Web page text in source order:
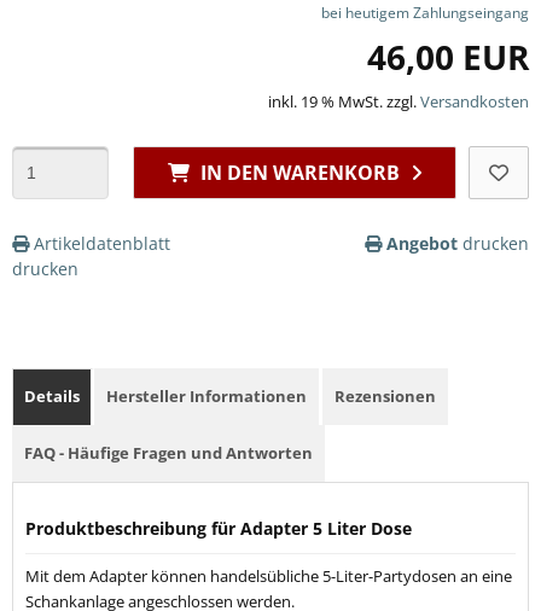
bei heutigem Zahlungseingang
46,00 EUR
inkl. 19 % MwSt. zzgl.Versandkosten
IN DEN WARENKORB
Artikeldatenblatt
drucken
Angebot drucken
Details Hersteller Informationen Rezensionen
FAQ - Häufige Fragen und Antworten
Produktbeschreibung für Adapter 5 Liter Dose
Mit dem Adapter können handelsübliche 5-Liter-Partydosen an eine
Schankanlage angeschlossen werden.